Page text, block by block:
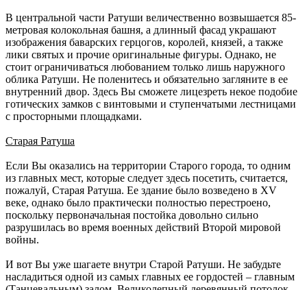
В центральной части Ратуши величественно возвышается 85-
метровая колокольная башня, а длинный фасад украшают
изображения баварских герцогов, королей, князей, а также
лики святых и прочие оригинальные фигуры. Однако, не
стоит ограничиваться любованием только лишь наружного
облика Ратуши. Не поленитесь и обязательно загляните в ее
внутренний двор. Здесь Вы сможете лицезреть некое подобие
готических замков с винтовыми и ступенчатыми лестницами
с просторными площадками.
Старая Ратуша
Если Вы оказались на территории Старого города, то одним
из главных мест, которые следует здесь посетить, считается,
пожалуй, Старая Ратуша. Ее здание было возведено в XV
веке, однако было практически полностью перестроено,
поскольку первоначальная постойка довольно сильно
разрушилась во время военных действий Второй мировой
войны.
И вот Вы уже шагаете внутри Старой Ратуши. Не забудьте
насладиться одной из самых главных ее гордостей – главным